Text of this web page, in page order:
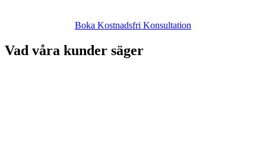
Boka Kostnadsfri Konsultation
Vad våra kunder säger